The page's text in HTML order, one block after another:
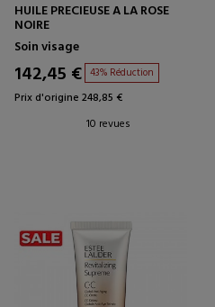
HUILE PRECIEUSE A LA ROSE
NOIRE
Soin visage
142,45 € 43% Réduction
Prix d'origine 248,85 €
10 revues